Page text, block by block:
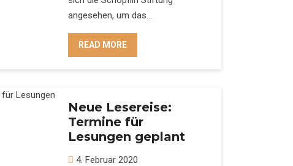
angesehen, um das…
READ MORE
Neue Lesereise:
Termine für
Lesungen geplant
4. Februar 2020